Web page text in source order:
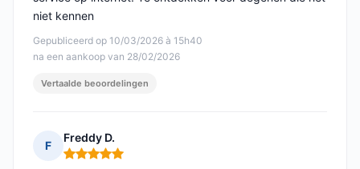
Gepubliceerd op 10/03/2026 à 15h40
na een aankoop van 28/02/2026
niet kennen
Vertaalde beoordelingen
F
Freddy D.
Opmerking: 5 van 5